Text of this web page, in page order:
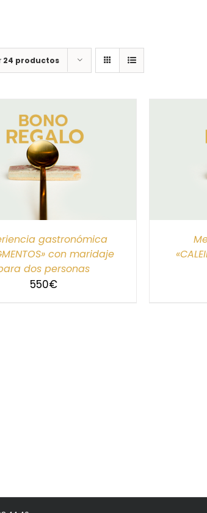
24 productos
gastronómica
con maridaje
dos personas
550€
IMPORTE